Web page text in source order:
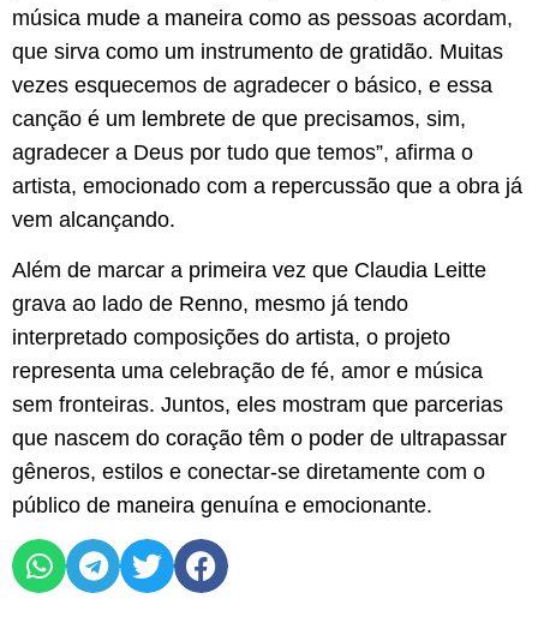
música mude a maneira como as pessoas acordam,
que sirva como um instrumento de gratidão. Muitas
vezes esquecemos de agradecer o básico, e essa
canção é um lembrete de que precisamos, sim,
agradecer a Deus por tudo que temos”, afirma o
artista, emocionado com a repercussão que a obra já
vem alcançando.
Além de marcar a primeira vez que Claudia Leitte
grava ao lado de Renno, mesmo já tendo
interpretado composições do artista, o projeto
representa uma celebração de fé, amor e música
sem fronteiras. Juntos, eles mostram que parcerias
que nascem do coração têm o poder de ultrapassar
gêneros, estilos e conectar-se diretamente com o
público de maneira genuína e emocionante.